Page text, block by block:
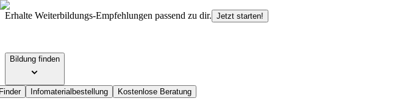
Erhalte Weiterbildungs-Empfehlungen passend zu dir. Jetzt starten!
Bildung finden
Infomaterialbestellung Kostenlose Beratung